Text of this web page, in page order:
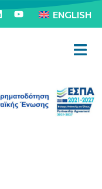
ENGLISH